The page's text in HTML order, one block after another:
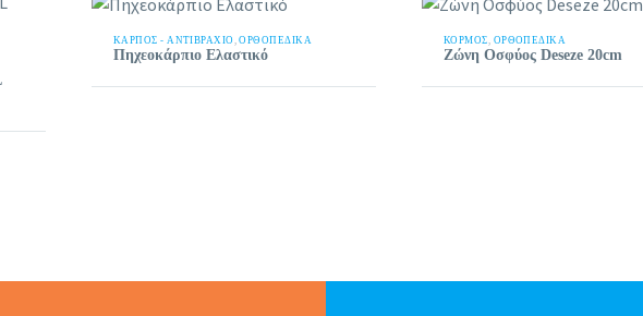
ΚΑΡΠΌΣ - ΑΝΤΙΒΡΆΧΙΟ ,ΟΡΘΟΠΕΔΙΚΑ
Πηχεοκάρπιο Ελαστικό
ΚΟΡΜΌΣ ΟΡΘΟΠΕΔΙΚΑ
Ζώνη Οσφύος Deseze 20cm